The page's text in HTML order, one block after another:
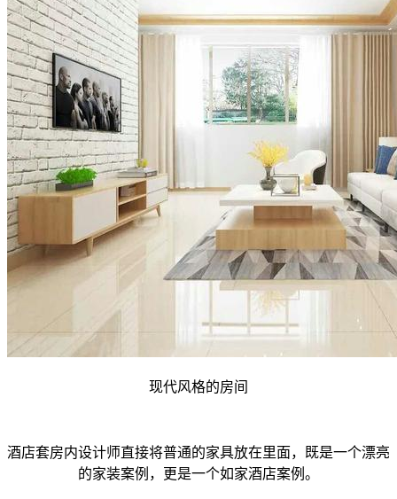
现代风格的房间
酒店套房内设计师直接将普通的家具放在里面，既是一个漂亮
的家装案例，更是一个如家酒店案例。